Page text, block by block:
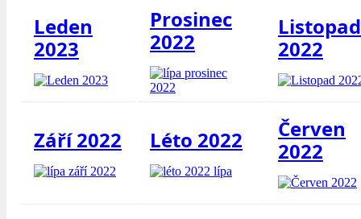
Leden
2023
Prosinec
2022
Listopad
2022
Září 2022 Léto 2022
Červen
2022